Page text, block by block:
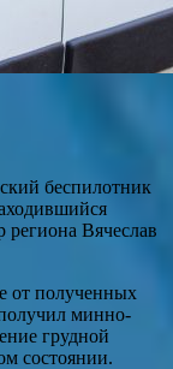
беспилотник
региона Вячеслав
от полученных
минно-
грудной
состоянии.